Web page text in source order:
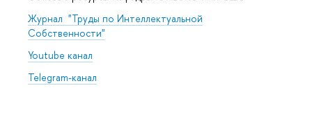
Журнал "Труды по Интеллектуальной
Собственности"
Youtube канал
Telegram-канал